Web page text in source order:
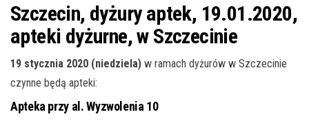
Szczecin, dyżury aptek, 19.01.2020,
apteki dyżurne, w Szczecinie
19 stycznia 2020 (niedziela) w ramach dyżurów w Szczecinie
czynne będą apteki:
Apteka przy al. Wyzwolenia 10